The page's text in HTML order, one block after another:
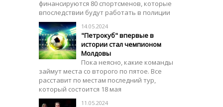
финансируются 80 спортсменов, которые
впоследствии будут работать в полиции
14.05.2024
"Петрокуб" впервые в
истории стал чемпионом
Молдовы
Пока неясно, какие команды
займут места со второго по пятое. Все
расставит по местам последний тур,
который состоится 18 мая
11.05.2024